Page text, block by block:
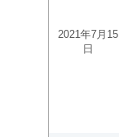
2021年7月15
日